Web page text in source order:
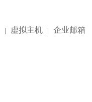
| 虚拟主机 | 企业邮箱